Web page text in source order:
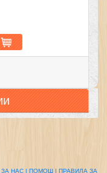
ЗА НАС | ПОМОШ |
ПРАВИЛА ЗА